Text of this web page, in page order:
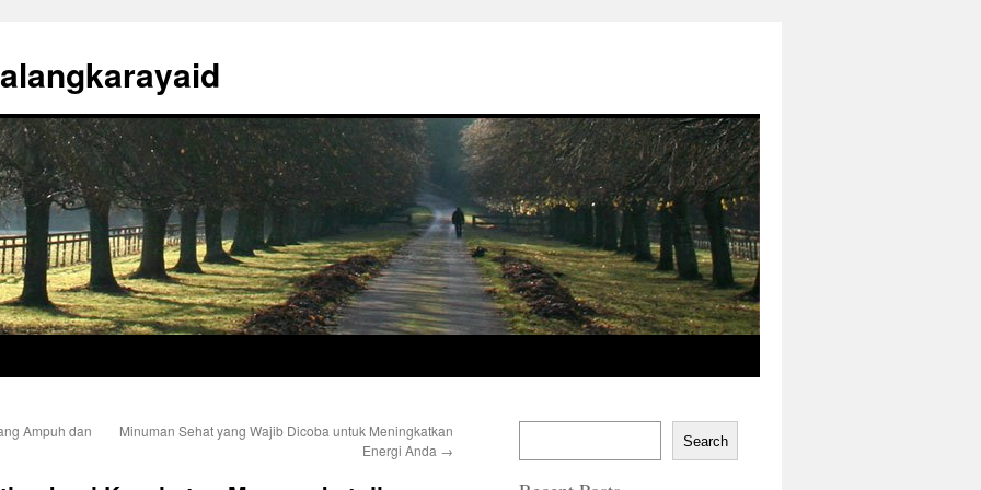
Ampuh dan
Minuman Sehat yang Wajib Dicoba untuk Meningkatkan
Energi Anda → Search